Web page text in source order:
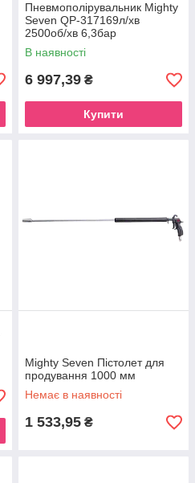
Пневмополірувальник Mighty
Seven QP-317169л/хв
2500об/хв 6,3бар
В наявності
6 997,39 ₴
Купити
Mighty Seven Пістолет для
продування 1000 мм
Немає в наявності
1 533,95 ₴